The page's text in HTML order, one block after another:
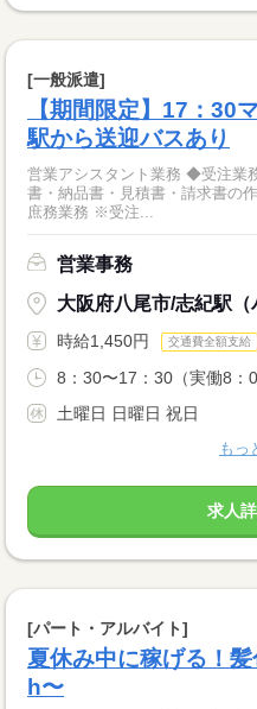
[一般派遣]
【期間限定】17：30
駅から送迎バスあり
営業アシスタント業務 ◆受注業務（FAX→入力→回答） ◆作業指示
書・納品書・見積書・請求書
庶務業務 ※受注...
営業事務
大阪府八尾市/志紀駅（
時給1,450円 交通費全額支給
8：30〜17：30（実働8
土曜日 日曜日 祝日
もっ
求人
[パート・アルバイト]
夏休み中に稼げる！
h〜